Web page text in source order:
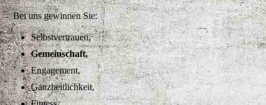
Bei uns gewinnen Sie:
Selbstvertrauen,
Gemeinschaft,
Engagement,
Ganzheitlichkeit,